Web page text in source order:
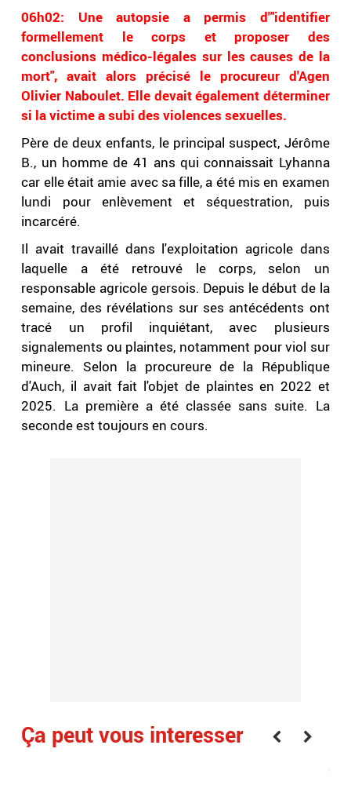
06h02: Une autopsie a permis d'"identifier
formellement le corps et proposer des
conclusions médico-légales sur les causes de la
mort", avait alors précisé le procureur d'Agen
Olivier Naboulet. Elle devait également déterminer
si la victime a subi des violences sexuelles.
Père de deux enfants, le principal suspect, Jérôme
B., un homme de 41 ans qui connaissait Lyhanna
car elle était amie avec sa fille, a été mis en examen
lundi pour enlèvement et séquestration, puis
incarcéré.
Il avait travaillé dans l'exploitation agricole dans
laquelle a été retrouvé le corps, selon un
responsable agricole gersois. Depuis le début de la
semaine, des révélations sur ses antécédents ont
tracé un profil inquiétant, avec plusieurs
signalements ou plaintes, notamment pour viol sur
mineure. Selon la procureure de la République
d'Auch, il avait fait l'objet de plaintes en 2022 et
2025. La première a été classée sans suite. La
seconde est toujours en cours.
Ça peut vous interesser